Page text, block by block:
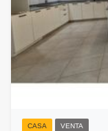
CASA VENTA